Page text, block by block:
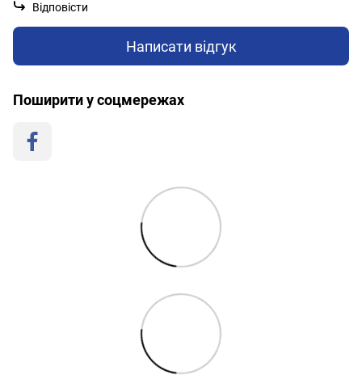
Відповісти
Написати відгук
Поширити у соцмережах